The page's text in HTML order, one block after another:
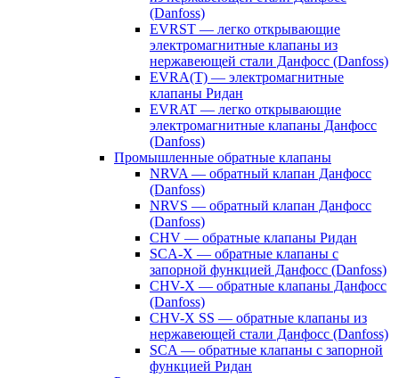
(Danfoss)
EVRST — легко открывающие
электромагнитные клапаны из
нержавеющей стали Данфосс (Danfoss)
EVRA(T) — электромагнитные
клапаны Ридан
EVRAT — легко открывающие
электромагнитные клапаны Данфосс
(Danfoss)
Промышленные обратные клапаны
NRVA — обратный клапан Данфосс
(Danfoss)
NRVS — обратный клапан Данфосс
(Danfoss)
CHV — обратные клапаны Ридан
SCA-X — обратные клапаны с
запорной функцией Данфосс (Danfoss)
CHV-X — обратные клапаны Данфосс
(Danfoss)
CHV-X SS — обратные клапаны из
нержавеющей стали Данфосс (Danfoss)
SCA — обратные клапаны с запорной
функцией Ридан